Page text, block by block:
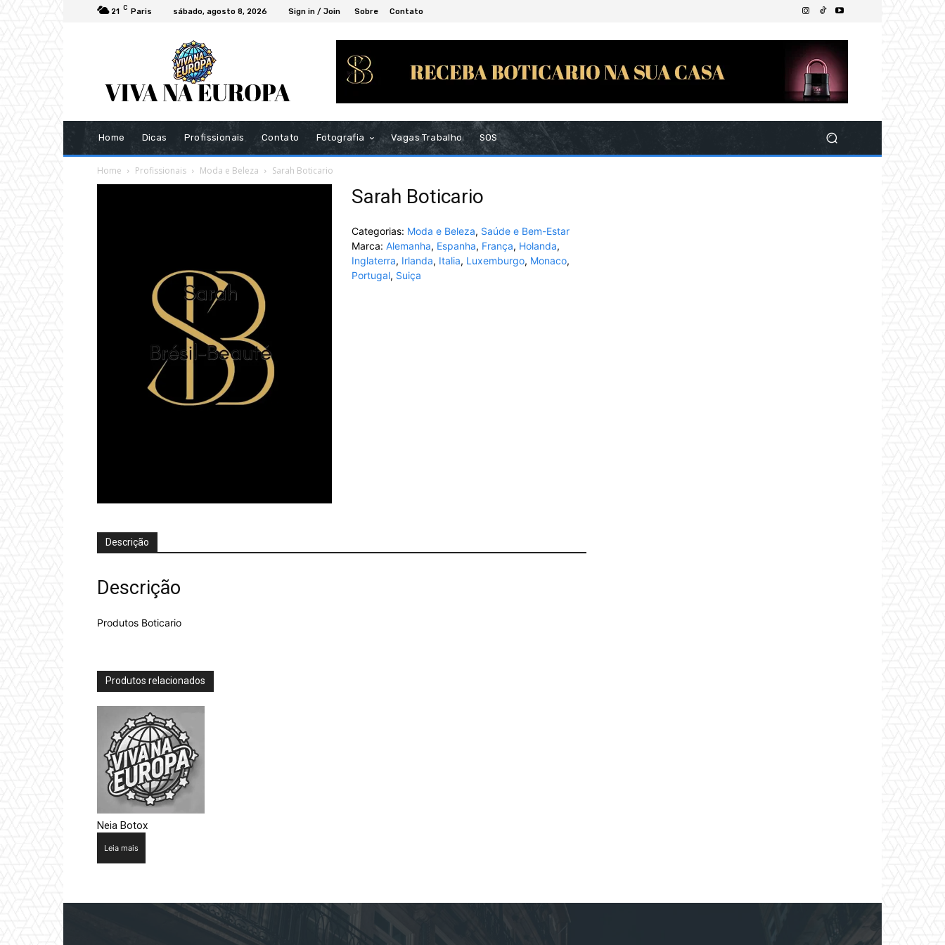
21 C Paris sábado, agosto 8, 2026 Sign in / Join Sobre Contato
Home Dicas Profissionais Contato Fotografia Vagas Trabalho SOS
Home Profissionais Moda e Beleza Sarah Boticario
Sarah Boticario
Categorias: Moda e Beleza, Saúde e Bem-Estar
Marca: Alemanha, Espanha, França, Holanda,
Inglaterra, Irlanda, Italia, Luxemburgo, Monaco,
Portugal, Suiça
Descrição
Descrição
Produtos Boticario
Produtos relacionados
Neia Botox
Leia mais